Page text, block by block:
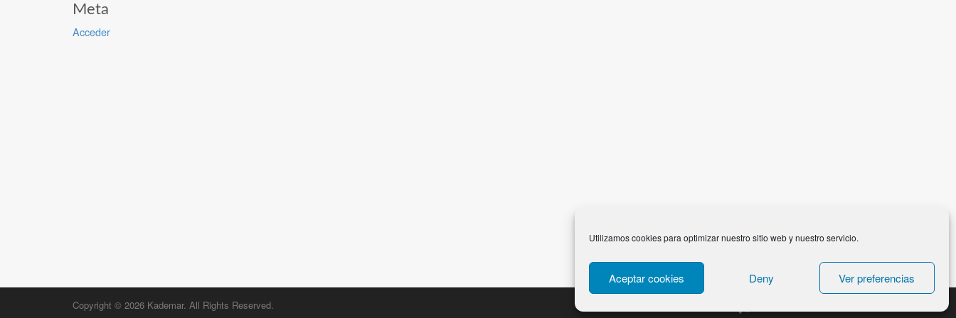
Utilizamos cookies para optimizar nuestro sitio web y nuestro servicio.
Aceptar cookies Deny Ver preferencias
Meta
Acceder
Copyright © 2026 Kademar. All Rights Reserved.